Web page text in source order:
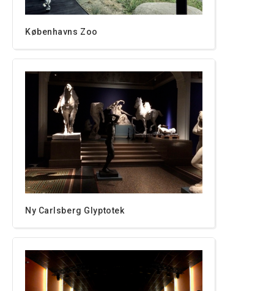
Københavns Zoo
Ny Carlsberg Glyptotek